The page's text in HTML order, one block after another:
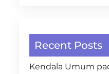
Recent Posts
Kendala Umum